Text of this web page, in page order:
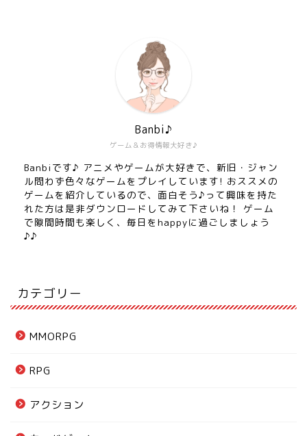
ゲーム＆お得情報大好き♪
Banbi♪
Banbiです♪ アニメやゲームが大好きで、新旧・ジャン
ル問わず色々なゲームをプレイしています! おススメの
ゲームを紹介しているので、面白そう♪って興味を持た
れた方は是非ダウンロードしてみて下さいね！ ゲーム
で隙間時間も楽しく、毎日をhappyに過ごしましょう
♪♪
カテゴリー
MMORPG
RPG
アクション